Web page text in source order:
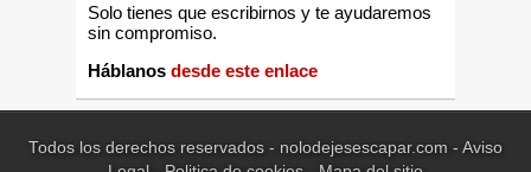
Solo tienes que escribirnos y te ayudaremos
sin compromiso.
Háblanos desde este enlace
Todos los derechos reservados - nolodejesescapar.com - Aviso